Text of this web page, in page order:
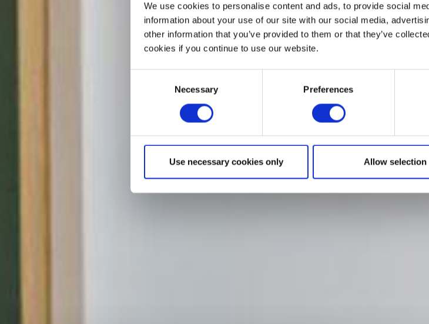
We use cookies to personalise content and ads, to provide social
information about your use of our site with our social media,
other information that you’ve provided to them or that they’ve
cookies if you continue to use our website.
Necessary Preferences
Use necessary cookies only Allow selection